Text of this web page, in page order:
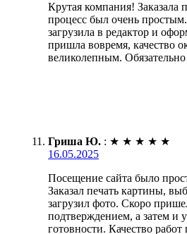
Крутая компания! Заказала
процесс был очень
загрузила в редактор и
пришла вовремя, качество
великолепным.
Гриша Ю. : ★ ★ ★ ★ ★
16.05.2025
Посещение сайта было
Заказал печать картины,
загрузил фото. Скоро
подтверждением, а затем и
готовности. Качество